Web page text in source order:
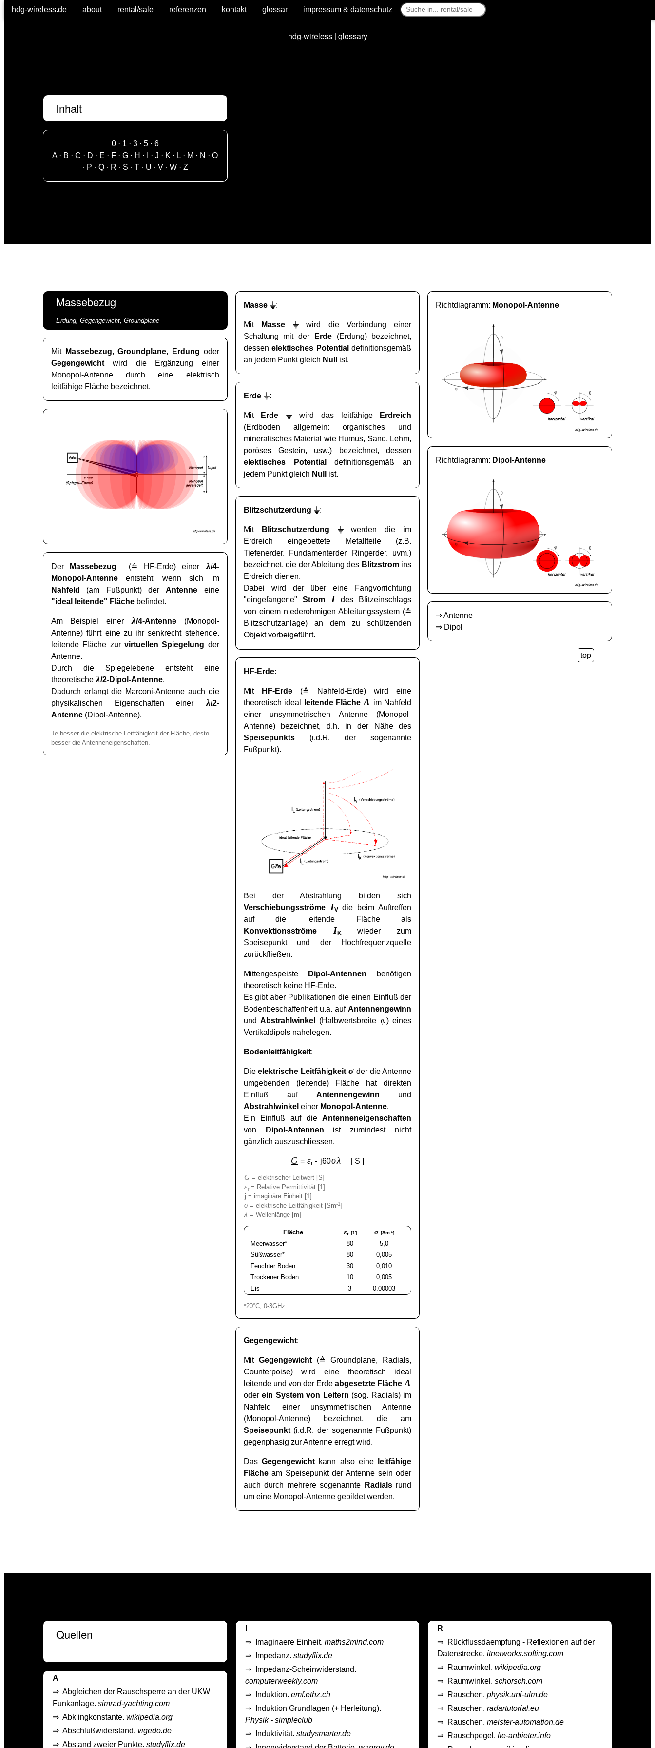
hdg-wireless.de about rental/sale referenzen kontakt glossar impressum & datenschutz
hdg-wireless | glossary
Inhalt
0· 1· 3· 5· 6
A· B ·C · D · E · F ·G · H · ·J · K · L· M · N ·O
· P · Q· R · S · T · U · V · W· Z
Massebezug
Erdung, Gegengewicht, Groundplane
Mit Massebezug,Groundplane, Erdung oder
Gegengewicht wird die Ergänzung einer
Monopol-Antenne durch eine elektrisch
leitfähige Fläche bezeichnet.
Der Massebezug (≙ HF-Erde) einer λ/4-
Monopol-Antenne entsteht, wenn sich im
Nahfeld
(am Fußpunkt) derAntenne eine
"ideal leitende" Fläche befindet.
Am Beispiel einer λ/4-Antenne (Monopol-
Antenne) führt eine zu ihr senkrecht stehende,
leitende Fläche zur virtuellen Spiegelung der
Antenne.
Durch die Spiegelebene entsteht eine
theoretische λ/2-Dipol-Antenne.
Dadurch erlangt die Marconi-Antenne auch die
physikalischen Eigenschaften einer λ/2-
Antenne (Dipol-Antenne).
Je besser die elektrische Leitfähigkeit der Fläche, desto
besser die Antenneneigenschaften.
Masse ⏚:
Mit Masse ⏚ wird die Verbindung einer
Schaltung mit der
Erde(Erdung) bezeichnet,
dessenelektisches Potential definitionsgemäß
an jedem Punkt gleich Null ist.
Erde ⏚:
Mit Erde ⏚ wird das leitfähige
Erdreich
(Erdboden allgemein: organisches und
mineralisches Material wie Humus, Sand, Lehm,
poröses Gestein, usw.) bezeichnet, dessen
elektisches Potential
definitionsgemäß an
jedem Punkt gleich Null ist.
Blitzschutzerdung ⏚:
Mit Blitzschutzerdung ⏚werden die im
Erdreich eingebettete Metallteile (z.B.
Tiefenerder, Fundamenterder, Ringerder, uvm.)
bezeichnet, die der Ableitung des Blitzstromins
Erdreich dienen.
Dabei wird der über eine Fangvorrichtung
"eingefangene"Strom I des Blitzeinschlags
von einem niederohmigen Ableitungssystem (≙
Blitzschutzanlage) an dem zu schützenden
Objekt vorbeigeführt.
HF-Erde:
Mit HF-Erde (≙ Nahfeld-Erde) wird eine
theoretisch ideal
leitende Fläche A im Nahfeld
einer unsymmetrischen Antenne (Monopol-
Antenne) bezeichnet, d.h. in der Nähe des
Speisepunkts(i.d.R. der sogenannte
Fußpunkt).
Bei der Abstrahlung bilden sich
Verschiebungsströme
IVdie beim Auftreffen
auf die leitende Fläche als
Konvektionsströme
IK
wieder zum
Speisepunkt und der Hochfrequenzquelle
zurückfließen.
Mittengespeiste Dipol-Antennen benötigen
theoretisch keine HF-Erde.
Es gibt aber Publikationen die einen Einfluß der
Bodenbeschaffenheit u.a. aufAntennengewinn
undAbstrahlwinkel (Halbwertsbreite φ) eines
Vertikaldipols nahelegen.
Bodenleitfähigkeit:
Dieelektrische Leitfähigkeit σ der die Antenne
umgebenden (leitende) Fläche hat direkten
Einfluß aufAntennengewinn und
Abstrahlwinkel einer Monopol-Antenne.
Ein Einfluß auf dieAntenneneigenschaften
von
Dipol-Antennen ist zumindest nicht
gänzlich auszuschliessen.
G = εr - j60σλ
[ S ]
G = elektrischer Leitwert [S]
εr= Relative Permittivität [1]
j = imaginäre Einheit [1]
σ= elektrische Leitfähigkeit [Sm-1]
λ = Wellenlänge [m]
Fläche εr [1] σ [Sm-1]
Meerwasser* 80
5,0
Süßwasser*
80
0,005
Feuchter Boden
30
0,010
Trockener Boden
10
0,005
Eis
3 0,00003
*20°C, 0-3GHz
Gegengewicht:
Mit Gegengewicht(≙ Groundplane, Radials,
Counterpoise) wird eine theoretisch ideal
leitende und von der Erdeabgesetzte Fläche A
oderein System von Leitern (sog. Radials) im
Nahfeld einer unsymmetrischen Antenne
(Monopol-Antenne) bezeichnet, die am
Speisepunkt(i.d.R. der sogenannte Fußpunkt)
gegenphasig zur Antenne erregt wird.
Das Gegengewicht kann also eine
leitfähige
Flächeam Speisepunkt der Antenne sein oder
auch durch mehrere sogenannte
Radialsrund
um eine Monopol-Antenne gebildet werden.
Richtdiagramm: Monopol-Antenne
Richtdiagramm: Dipol-Antenne
⇒Antenne
⇒ Dipol
top
Quellen
A
⇒ Abgleichen der Rauschsperre an der UKW
Funkanlage. simrad-yachting.com
⇒ Abklingkonstante. wikipedia.org
⇒ Abschlußwiderstand. vigedo.de
⇒ Abstand zweier Punkte. studyflix.de
⇒
Imaginaere Einheit. maths2mind.com
⇒
Impedanz. studyflix.de
⇒
Impedanz-Scheinwiderstand.
computerweekly.com
⇒
Induktion. emf.ethz.ch
⇒
Induktion Grundlagen (+ Herleitung).
Physik - simpleclub
⇒
Induktivität. studysmarter.de
R
⇒ Rückflussdaempfung - Reflexionen auf der
Datenstrecke.itnetworks.softing.com
⇒ Raumwinkel.wikipedia.org
⇒ Raumwinkel.schorsch.com
⇒ Rauschen.physik.uni-ulm.de
⇒ Rauschen.radartutorial.eu
⇒ Rauschen.meister-automation.de
⇒ Rauschpegel.lte-anbieter.info